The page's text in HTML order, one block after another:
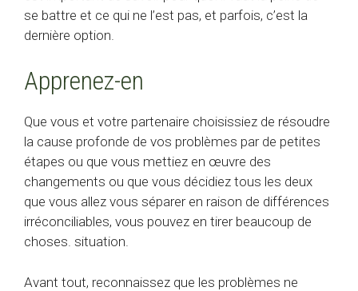
se battre et ce qui ne l’est pas, et parfois, c’est la
dernière option.
Apprenez-en
Que vous et votre partenaire choisissiez de résoudre
la cause profonde de vos problèmes par de petites
étapes ou que vous mettiez en œuvre des
changements ou que vous décidiez tous les deux
que vous allez vous séparer en raison de différences
irréconciliables, vous pouvez en tirer beaucoup de
choses. situation.
Avant tout, reconnaissez que les problèmes ne